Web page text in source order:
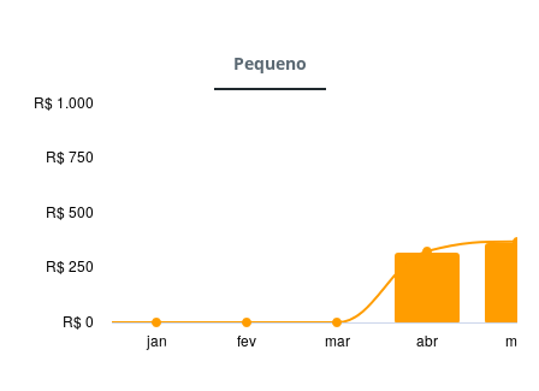
Pequeno
chart
with
data
series.
The
jan fev mar abr mai
R$ 0
R$ 250
R$ 500
R$ 750
R$ 1.000